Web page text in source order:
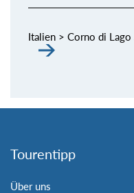
Italien > Corno di
Tourentipp
Über uns